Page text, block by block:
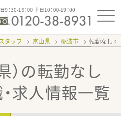
9：30-19：00 土日10：00-19：00
タッフ 富山県 砺波市 転勤なし
）の転勤なし
求人情報一覧